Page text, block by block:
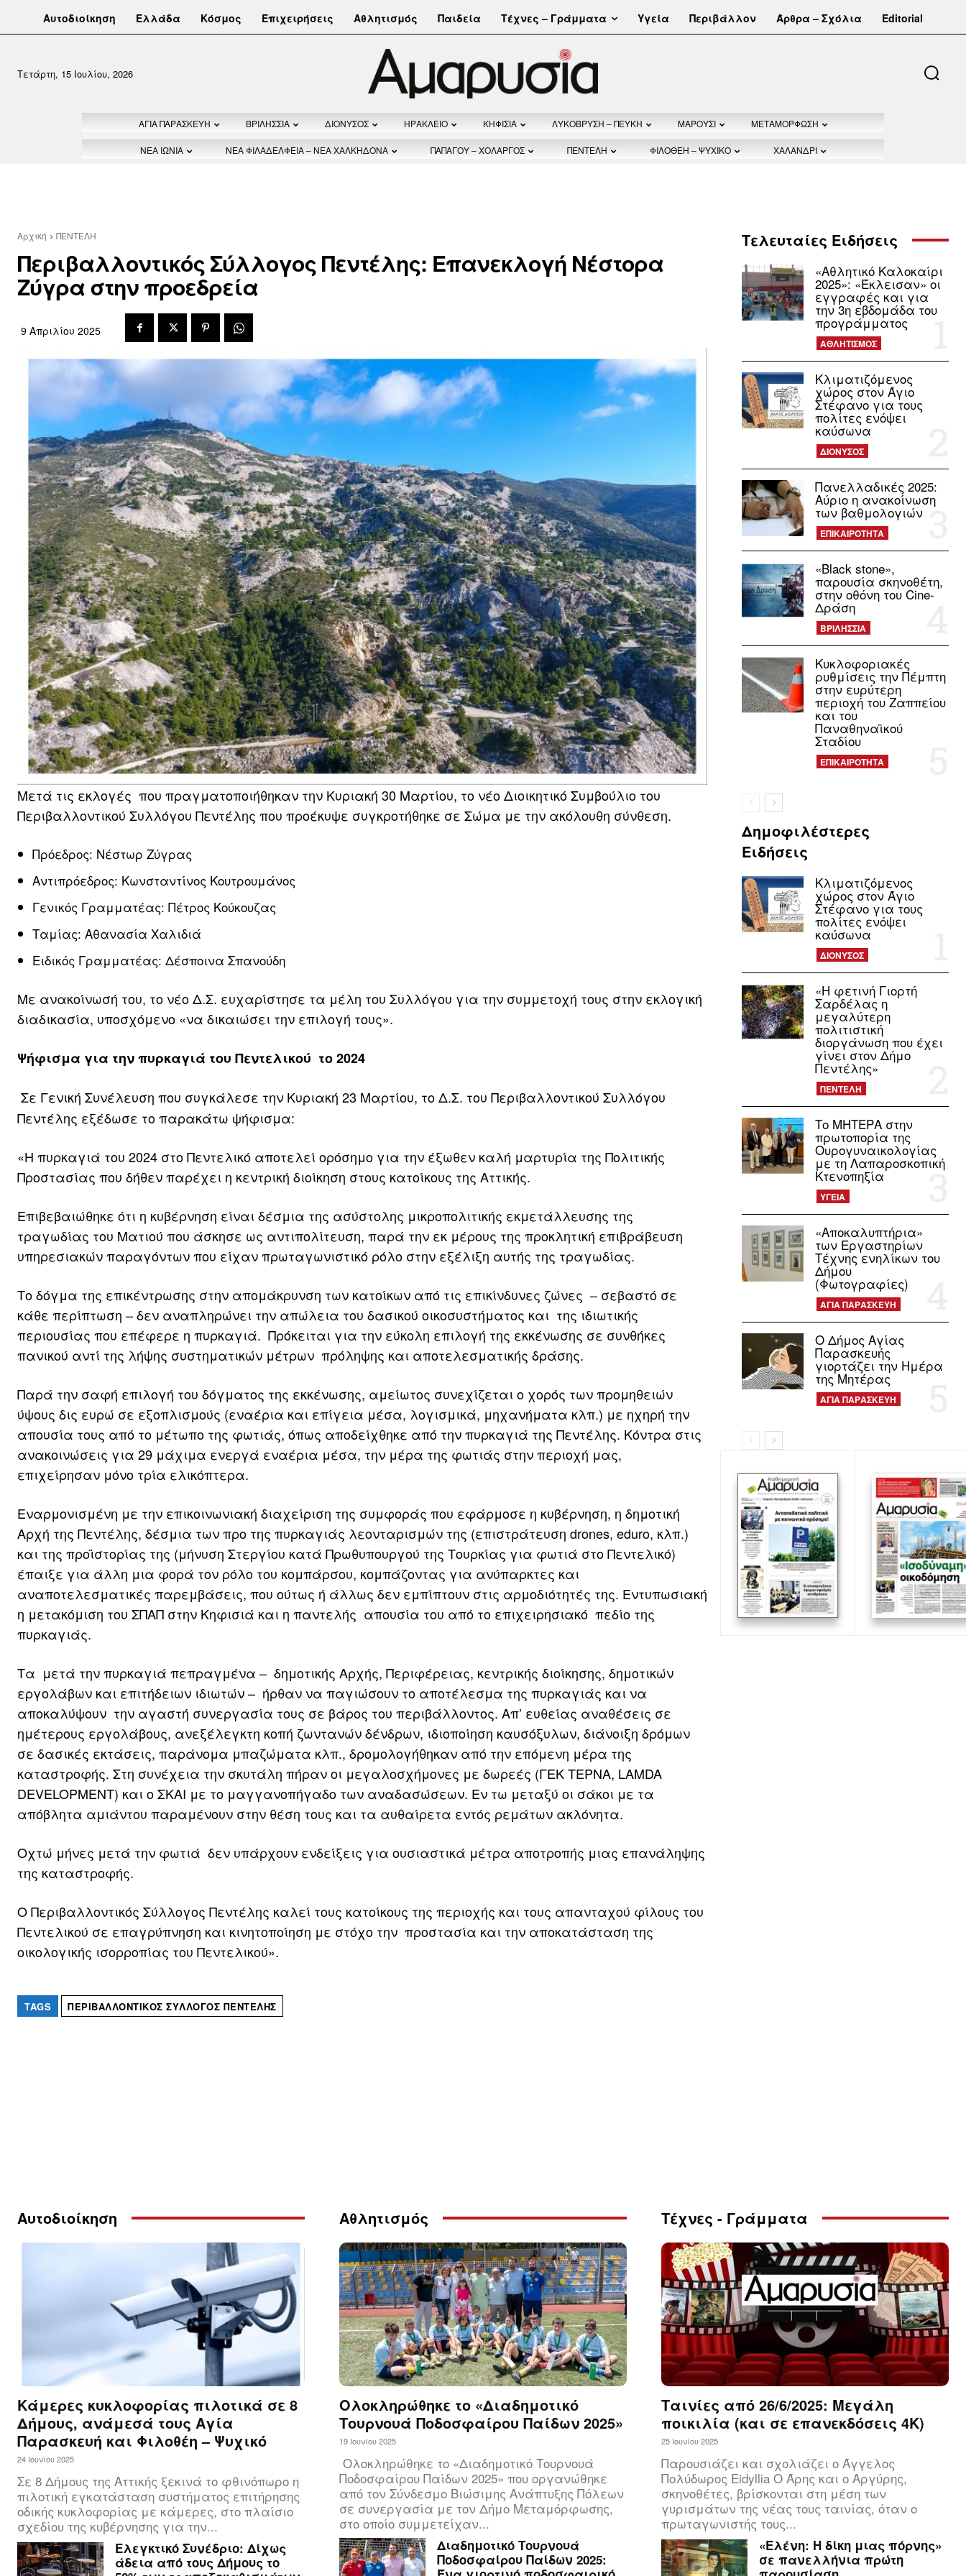
Αυτοδιοίκηση Ελλάδα Κόσμος Επιχειρήσεις Αθλητισμός Παιδεία Τέχνες – Γράμματα Υγεία Περιβάλλον Άρθρα – Σχόλια Editorial
Τετάρτη, 15 Ιουλίου, 2026
ΑΓΙΑ ΠΑΡΑΣΚΕΥΗ ΒΡΙΛΗΣΣΙΑ ΔΙΟΝΥΣΟΣ ΗΡΑΚΛΕΙΟ ΚΗΦΙΣΙΑ ΛΥΚΟΒΡΥΣΗ – ΠΕΥΚΗ ΜΑΡΟΥΣΙ ΜΕΤΑΜΟΡΦΩΣΗ
ΝΕΑ ΙΩΝΙΑ ΝΕΑ ΦΙΛΑΔΕΛΦΕΙΑ – ΝΕΑ ΧΑΛΚΗΔΟΝΑ ΠΑΠΑΓΟΥ – ΧΟΛΑΡΓΟΣ ΠΕΝΤΕΛΗ ΦΙΛΟΘΕΗ – ΨΥΧΙΚΟ ΧΑΛΑΝΔΡΙ
Αρχική ΠΕΝΤΕΛΗ
Περιβαλλοντικός Σύλλογος Πεντέλης: Επανεκλογή Νέστορα
Ζύγρα στην προεδρεία
9 Απριλίου 2025
Μετά τις εκλογές που πραγματοποιήθηκαν την Κυριακή 30 Μαρτίου, το νέο Διοικητικό Συμβούλιο του
Περιβαλλοντικού Συλλόγου Πεντέλης που προέκυψε συγκροτήθηκε σε Σώμα με την ακόλουθη σύνθεση.
Πρόεδρος: Νέστωρ Ζύγρας
Αντιπρόεδρος: Κωνσταντίνος Κουτρουμάνος
Γενικός Γραμματέας: Πέτρος Κούκουζας
Ταμίας: Αθανασία Χαλιδιά
Ειδικός Γραμματέας: Δέσποινα Σπανούδη
Με ανακοίνωσή του, το νέο Δ.Σ. ευχαρίστησε τα μέλη του Συλλόγου για την συμμετοχή τους στην εκλογική
διαδικασία, υποσχόμενο «να δικαιώσει την επιλογή τους».
Ψήφισμα για την πυρκαγιά του Πεντελικού το 2024
Σε Γενική Συνέλευση που συγκάλεσε την Κυριακή 23 Μαρτίου, το Δ.Σ. του Περιβαλλοντικού Συλλόγου
Πεντέλης εξέδωσε το παρακάτω ψήφισμα:
«Η πυρκαγιά του 2024 στο Πεντελικό αποτελεί ορόσημο για την έξωθεν καλή μαρτυρία της Πολιτικής
Προστασίας που δήθεν παρέχει η κεντρική διοίκηση στους κατοίκους της Αττικής.
Επιβεβαιώθηκε ότι η κυβέρνηση είναι δέσμια της ασύστολης μικροπολιτικής εκμετάλλευσης της
τραγωδίας του Ματιού που άσκησε ως αντιπολίτευση, παρά την εκ μέρους της προκλητική επιβράβευση
υπηρεσιακών παραγόντων που είχαν πρωταγωνιστικό ρόλο στην εξέλιξη αυτής της τραγωδίας.
Το δόγμα της επικέντρωσης στην απομάκρυνση των κατοίκων από τις επικίνδυνες ζώνες – σεβαστό σε
κάθε περίπτωση – δεν αναπληρώνει την απώλεια του δασικού οικοσυστήματος και της ιδιωτικής
περιουσίας που επέφερε η πυρκαγιά. Πρόκειται για την εύκολη επιλογή της εκκένωσης σε συνθήκες
πανικού αντί της λήψης συστηματικών μέτρων πρόληψης και αποτελεσματικής δράσης.
Παρά την σαφή επιλογή του δόγματος της εκκένωσης, αμείωτος συνεχίζεται ο χορός των προμηθειών
ύψους δις ευρώ σε εξοπλισμούς (εναέρια και επίγεια μέσα, λογισμικά, μηχανήματα κλπ.) με ηχηρή την
απουσία τους από το μέτωπο της φωτιάς, όπως αποδείχθηκε από την πυρκαγιά της Πεντέλης. Κόντρα στις
ανακοινώσεις για 29 μάχιμα ενεργά εναέρια μέσα, την μέρα της φωτιάς στην περιοχή μας,
επιχείρησαν μόνο τρία ελικόπτερα.
Εναρμονισμένη με την επικοινωνιακή διαχείριση της συμφοράς που εφάρμοσε η κυβέρνηση, η δημοτική
Αρχή της Πεντέλης, δέσμια των προ της πυρκαγιάς λεονταρισμών της (επιστράτευση drones, eduro, κλπ.)
και της προϊστορίας της (μήνυση Στεργίου κατά Πρωθυπουργoύ της Τουρκίας για φωτιά στο Πεντελικό)
έπαιξε για άλλη μια φορά τον ρόλο του κομπάρσου, κομπάζοντας για ανύπαρκτες και
αναποτελεσματικές παρεμβάσεις, που ούτως ή άλλως δεν εμπίπτουν στις αρμοδιότητές της. Εντυπωσιακή
η μετακόμιση του ΣΠΑΠ στην Κηφισιά και η παντελής απουσία του από το επιχειρησιακό πεδίο της
πυρκαγιάς.
Τα μετά την πυρκαγιά πεπραγμένα – δημοτικής Αρχής, Περιφέρειας, κεντρικής διοίκησης, δημοτικών
εργολάβων και επιτήδειων ιδιωτών – ήρθαν να παγιώσουν το αποτέλεσμα της πυρκαγιάς και να
αποκαλύψουν την αγαστή συνεργασία τους σε βάρος του περιβάλλοντος. Απ’ ευθείας αναθέσεις σε
ημέτερους εργολάβους, ανεξέλεγκτη κοπή ζωντανών δένδρων, ιδιοποίηση καυσόξυλων, διάνοιξη δρόμων
σε δασικές εκτάσεις, παράνομα μπαζώματα κλπ., δρομολογήθηκαν από την επόμενη μέρα της
καταστροφής. Στη συνέχεια την σκυτάλη πήραν οι μεγαλοσχήμονες με δωρεές (ΓΕΚ ΤΕΡΝΑ, LAMDA
DEVELOPMENT) και ο ΣΚΑΙ με το μαγγανοπήγαδο των αναδασώσεων. Εν τω μεταξύ οι σάκοι με τα
απόβλητα αμιάντου παραμένουν στην θέση τους και τα αυθαίρετα εντός ρεμάτων ακλόνητα.
Οχτώ μήνες μετά την φωτιά δεν υπάρχουν ενδείξεις για ουσιαστικά μέτρα αποτροπής μιας επανάληψης
της καταστροφής.
Ο Περιβαλλοντικός Σύλλογος Πεντέλης καλεί τους κατοίκους της περιοχής και τους απανταχού φίλους του
Πεντελικού σε επαγρύπνηση και κινητοποίηση με στόχο την προστασία και την αποκατάσταση της
οικολογικής ισορροπίας του Πεντελικού».
TAGS ΠΕΡΙΒΑΛΛΟΝΤΙΚΌΣ ΣΎΛΛΟΓΟΣ ΠΕΝΤΈΛΗΣ
Τελευταίες Ειδήσεις
«Αθλητικό Καλοκαίρι
2025»: «Έκλεισαν» οι
εγγραφές και για
την 3η εβδομάδα του
προγράμματος
ΑΘΛΗΤΙΣΜΟΣ
Κλιματιζόμενος
χώρος στον Άγιο
Στέφανο για τους
πολίτες ενόψει
καύσωνα
ΔΙΟΝΥΣΟΣ
Πανελλαδικές 2025:
Αύριο η ανακοίνωση
των βαθμολογιών
ΕΠΙΚΑΙΡΟΤΗΤΑ
«Black stone»,
παρουσία σκηνοθέτη,
στην οθόνη του Cine-
Δράση
ΒΡΙΛΗΣΣΙΑ
Κυκλοφοριακές
ρυθμίσεις την Πέμπτη
στην ευρύτερη
περιοχή του Ζαππείου
και του
Παναθηναϊκού
Σταδίου
ΕΠΙΚΑΙΡΟΤΗΤΑ
Δημοφιλέστερες
Ειδήσεις
Κλιματιζόμενος
χώρος στον Άγιο
Στέφανο για τους
πολίτες ενόψει
καύσωνα
ΔΙΟΝΥΣΟΣ
«Η φετινή Γιορτή
Σαρδέλας η
μεγαλύτερη
πολιτιστική
διοργάνωση που έχει
γίνει στον Δήμο
Πεντέλης»
ΠΕΝΤΕΛΗ
Το ΜΗΤΕΡΑ στην
πρωτοπορία της
Ουρογυναικολογίας
με τη Λαπαροσκοπική
Κτενοπηξία
ΥΓΕΙΑ
«Αποκαλυπτήρια»
των Εργαστηρίων
Τέχνης ενηλίκων του
Δήμου
(Φωτογραφίες)
ΑΓΙΑ ΠΑΡΑΣΚΕΥΗ
Ο Δήμος Αγίας
Παρασκευής
γιορτάζει την Ημέρα
της Μητέρας
ΑΓΙΑ ΠΑΡΑΣΚΕΥΗ
Αυτοδιοίκηση
Κάμερες κυκλοφορίας πιλοτικά σε 8
Δήμους, ανάμεσά τους Αγία
Παρασκευή και Φιλοθέη – Ψυχικό
24 Ιουνίου 2025
Σε 8 Δήμους της Αττικής ξεκινά το φθινόπωρο η
πιλοτική εγκατάσταση συστήματος επιτήρησης
οδικής κυκλοφορίας με κάμερες, στο πλαίσιο
σχεδίου της κυβέρνησης για την...
Ελεγκτικό Συνέδριο: Δίχως
άδεια από τους Δήμους το
Αθλητισμός
Ολοκληρώθηκε το «Διαδημοτικό
Τουρνουά Ποδοσφαίρου Παίδων 2025»
19 Ιουνίου 2025
Ολοκληρώθηκε το «Διαδημοτικό Τουρνουά
Ποδοσφαίρου Παίδων 2025» που οργανώθηκε
από τον Σύνδεσμο Βιώσιμης Ανάπτυξης Πόλεων
σε συνεργασία με τον Δήμο Μεταμόρφωσης,
στο οποίο συμμετείχαν...
Διαδημοτικό Τουρνουά
Ποδοσφαίρου Παίδων 2025:
Τέχνες - Γράμματα
Ταινίες από 26/6/2025: Μεγάλη
ποικιλία (και σε επανεκδόσεις 4Κ)
25 Ιουνίου 2025
Παρουσιάζει και σχολιάζει ο Άγγελος
Πολύδωρος Eidyllia Ο Άρης και ο Αργύρης,
σκηνοθέτες, βρίσκονται στη μέση των
γυρισμάτων της νέας τους ταινίας, όταν ο
πρωταγωνιστής τους...
«Ελένη: Η δίκη μιας πόρνης»
σε πανελλήνια πρώτη